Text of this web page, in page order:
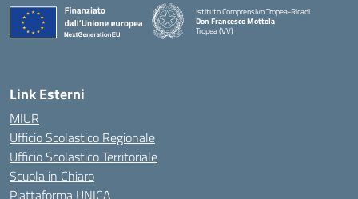
Istituto Comprensivo Tropea-Ricadi
Don Francesco Mottola
Tropea (VV)
— Visita la pagina iniziale della scuola
Link Esterni
MIUR
Ufficio Scolastico Regionale
Ufficio Scolastico Territoriale
Scuola in Chiaro
Piattaforma UNICA